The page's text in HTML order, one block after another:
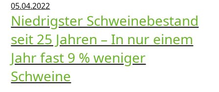
05.04.2022
Niedrigster Schweinebestand
seit 25 Jahren – In nur einem
Jahr fast 9 % weniger
Schweine